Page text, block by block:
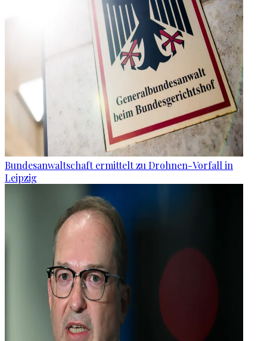
Bundesanwaltschaft ermittelt zu Drohnen-Vorfall in
Leipzig